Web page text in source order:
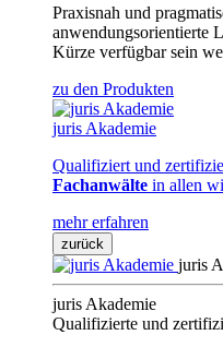
Praxisnah und
anwendungsorientierte
Kürze verfügbar sein
zu den Produkten
juris Akademie
Qualifiziert und
Fachanwälte in allen
mehr erfahren
zurück
juris
juris Akademie
Qualifizierte und